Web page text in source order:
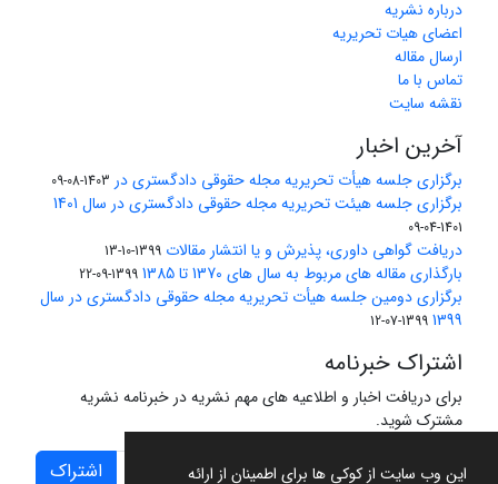
این وب سایت از کوکی ها برای اطمینان از ارائه
درباره نشریه
اعضای هیات تحریریه
ارسال مقاله
تماس با ما
نقشه سایت
آخرین اخبار
برگزاری جلسه هیأت تحریریه مجله حقوقی دادگستری در 1403-08-09
برگزاری جلسه هیئت تحریریه مجله حقوقی دادگستری در سال 1401
1401-04-09
دریافت گواهی داوری، پذیرش و یا انتشار مقالات 1399-10-13
بارگذاری مقاله های مربوط به سال های 1370 تا 1385 1399-09-22
برگزاری دومین جلسه هیأت تحریریه مجله حقوقی دادگستری در سال
1399
1399-07-12
اشتراک خبرنامه
برای دریافت اخبار و اطلاعیه های مهم نشریه در خبرنامه نشریه
مشترک شوید.
اشتراک